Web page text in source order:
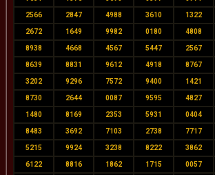
2566 2847 4988 3610 1322
2672 1649 9982 0180 4808
8938 4668 4567 5447 2567
8639 8831 9612 4918 8767
3202 9296 7572 9400 1421
8730 2644 0087 9595 4827
1480 8169 2353 5931 0404
8483 3692 7103 2738 7717
5215 9924 3238 8222 3862
6122 8816 1862 1715 0057